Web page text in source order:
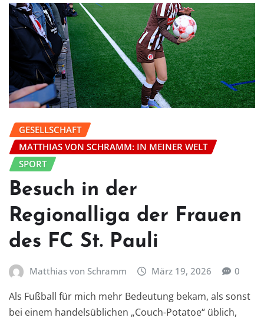
GESELLSCHAFT
MATTHIAS VON SCHRAMM: IN MEINER WELT
SPORT
Besuch in der
Regionalliga der Frauen
des FC St. Pauli
Matthias von Schramm März 19, 2026 0
Als Fußball für mich mehr Bedeutung bekam, als sonst
bei einem handelsüblichen „Couch-Potatoe“ üblich,